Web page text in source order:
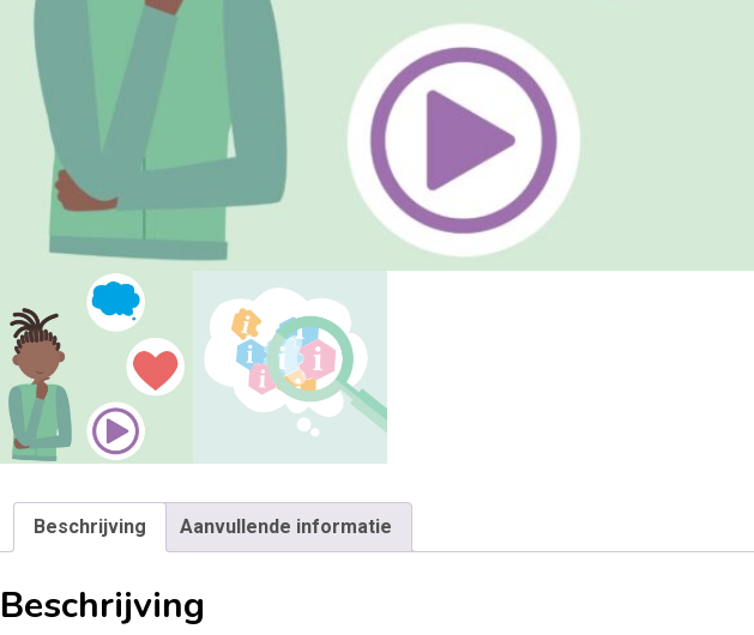
Beschrijving Aanvullende informatie
Beschrijving